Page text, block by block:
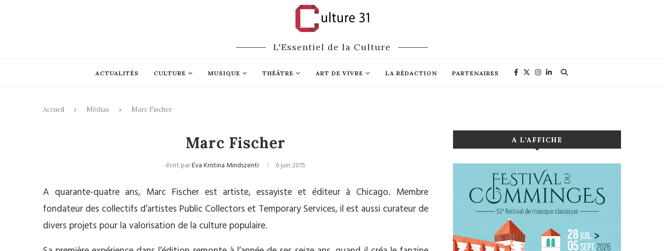
L'Essentiel de la Culture
ACTUALITÉS CULTURE MUSIQUE THÉÂTRE ART DE VIVRE LA RÉDACTION PARTENAIRES
Accueil Médias Marc Fischer
Marc Fischer
écrit parEva Kristina Mindszenti 6 juin 2015
A quarante-quatre ans, Marc Fischer est artiste, essayiste et éditeur à Chicago. Membre
fondateur des collectifs d’artistes Public Collectors et Temporary Services, il est aussi curateur de
divers projets pour la valorisation de la culture populaire.
A L’AFFICHE